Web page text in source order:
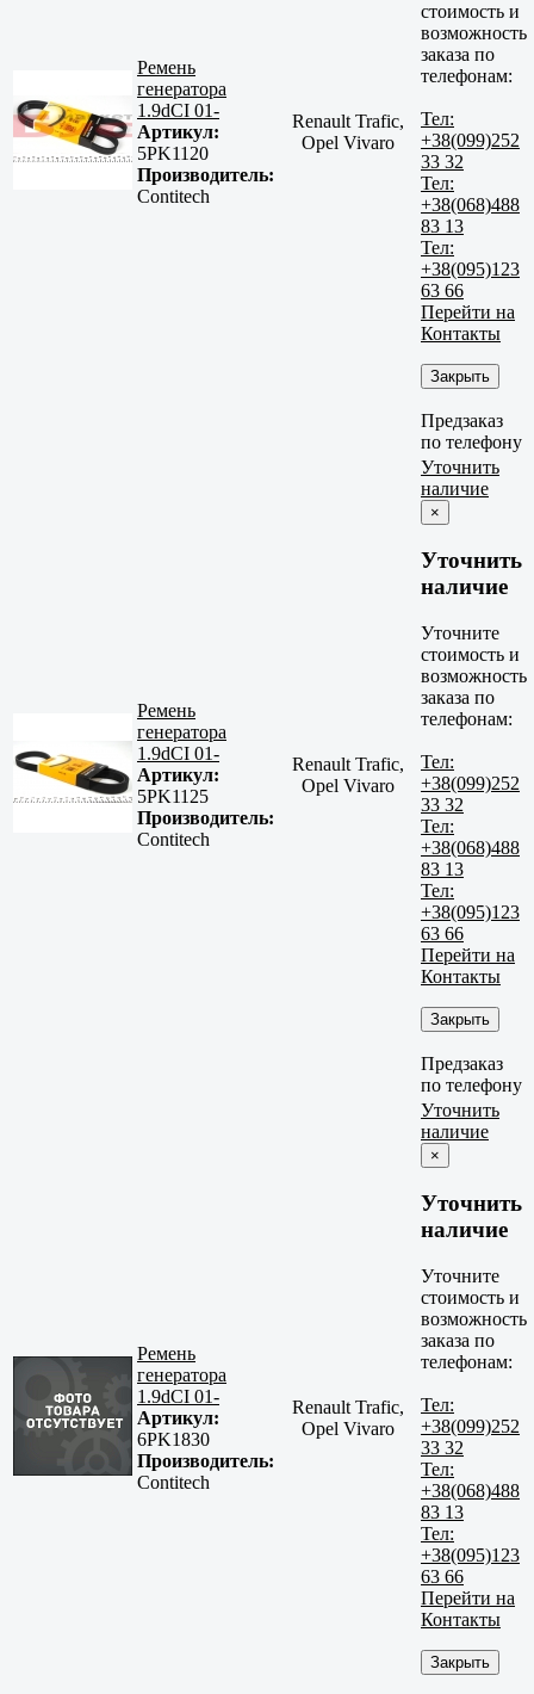
Ремень
генератора
1.9dCI 01-
Артикул:
5PK1120
Производитель:
Contitech
Renault Trafic,
Opel Vivaro
стоимость и
возможность
заказа по
телефонам:
Тел:
+38(099)252
33 32
Тел:
+38(068)488
83 13
Тел:
+38(095)123
63 66
Перейти на
Контакты
Закрыть
Предзаказ
по телефону
Ремень
генератора
1.9dCI 01-
Артикул:
5PK1125
Производитель:
Contitech
Renault Trafic,
Opel Vivaro
Уточнить
наличие
×
Уточнить
наличие
Уточните
стоимость и
возможность
заказа по
телефонам:
Тел:
+38(099)252
33 32
Тел:
+38(068)488
83 13
Тел:
+38(095)123
63 66
Перейти на
Контакты
Закрыть
Предзаказ
по телефону
Ремень
генератора
1.9dCI 01-
Артикул:
6PK1830
Производитель:
Contitech
Renault Trafic,
Opel Vivaro
Уточнить
наличие
×
Уточнить
наличие
Уточните
стоимость и
возможность
заказа по
телефонам:
Тел:
+38(099)252
33 32
Тел:
+38(068)488
83 13
Тел:
+38(095)123
63 66
Перейти на
Контакты
Закрыть